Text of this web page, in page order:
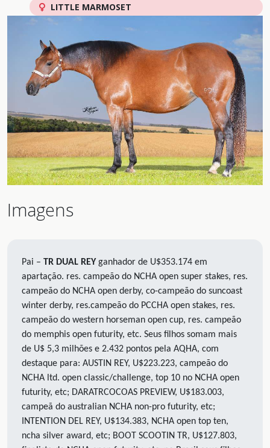
LITTLE MARMOSET
Imagens
Pai – TR DUAL REY ganhador de U$353.174 em
apartação. res. campeão do NCHA open super stakes, res.
campeão do NCHA open derby, co-campeão do suncoast
winter derby, res.campeão do PCCHA open stakes, res.
campeão do western horseman open cup, res. campeão
do memphis open futurity, etc. Seus filhos somam mais
de U$ 5,3 milhões e 2.432 pontos pela AQHA, com
destaque para: AUSTIN REY, U$223.223, campeão do
NCHA ltd. open classic/challenge, top 10 no NCHA open
futurity, etc; DARATRCOCOAS PREVIEW, U$183.003,
campeã do australian NCHA non-pro futurity, etc;
INTENTION DEL REY, U$134.383, NCHA open top ten,
ncha silver award, etc; BOOT SCOOTIN TR, U$127.803,